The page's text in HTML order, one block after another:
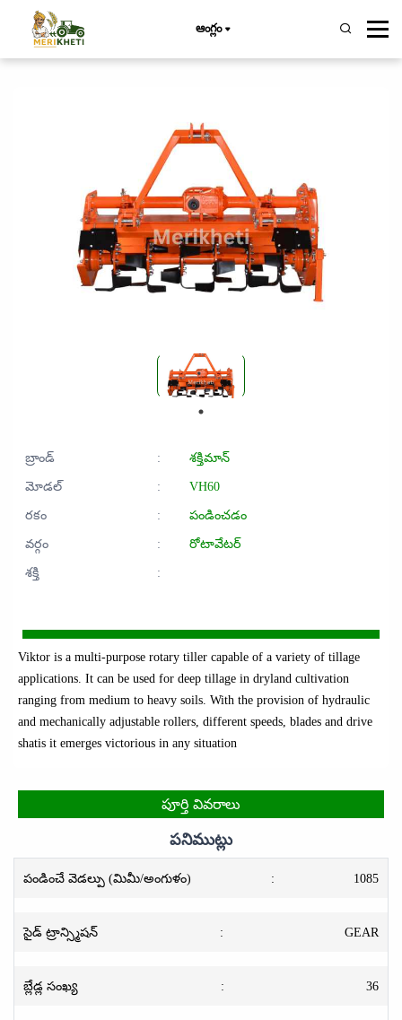
ఆంగ్లం
బ్రాండ్ :
శక్తిమాన్
మోడల్
:
VH60
రకం
:
పండించడం
వర్గం
:
రోటావేటర్
శక్తి
:
Viktor is a multi-purpose rotary tiller capable of a variety of tillage
applications. It can be used for deep tillage in dryland cultivation
ranging from medium to heavy soils. With the provision of hydraulic
and mechanically adjustable rollers, different speeds, blades and drive
shatis it emerges victorious in any situation
పూర్తి వివరాలు
పనిముట్లు
పండించే వెడల్పు (మిమీ/అంగుళం) : 1085
సైడ్ ట్రాన్స్మిషన్ : GEAR
బ్లేడ్ల సంఖ్య : 36